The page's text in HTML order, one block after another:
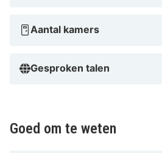
Aantal kamers
Gesproken talen
Goed om te weten